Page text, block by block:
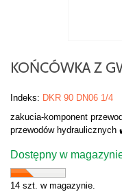
KOŃCÓWKA Z
Indeks: DKR 90 DN06 1/4
zakucia-komponent
przewodów hydraulicznych
Dostępny w
14 szt. w magazynie.